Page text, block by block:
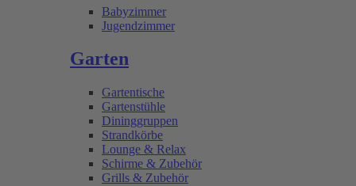
Babyzimmer
Jugendzimmer
Garten
Gartentische
Gartenstühle
Dininggruppen
Strandkörbe
Lounge & Relax
Schirme & Zubehör
Grills & Zubehör